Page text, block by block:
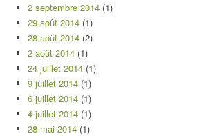
2 septembre 2014 (1)
29 août 2014 (1)
28 août 2014 (2)
2 août 2014 (1)
24 juillet 2014 (1)
9 juillet 2014 (1)
6 juillet 2014 (1)
4 juillet 2014 (1)
28 mai 2014 (1)